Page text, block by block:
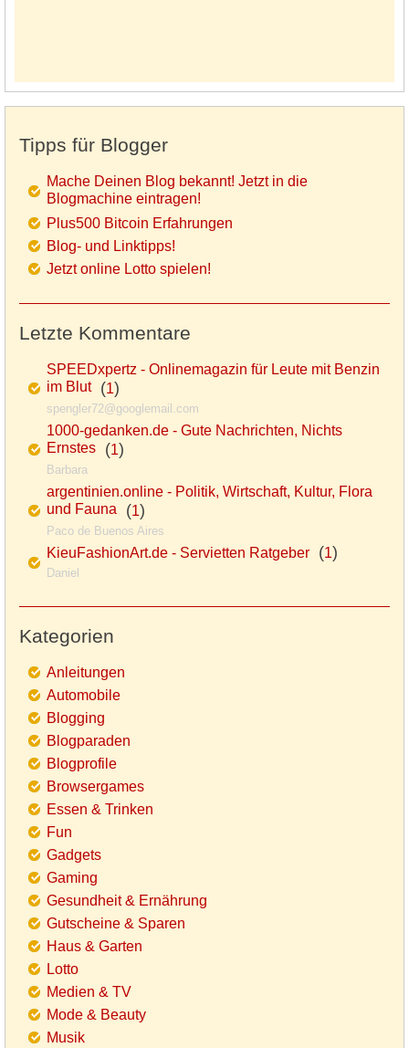
Tipps für Blogger
Mache Deinen Blog bekannt! Jetzt in die
Blogmachine eintragen!
Plus500 Bitcoin Erfahrungen
Blog- und Linktipps!
Jetzt online Lotto spielen!
Letzte Kommentare
SPEEDxpertz - Onlinemagazin für Leute mit Benzin
im Blut(1)
spengler72@googlemail.com
1000-gedanken.de - Gute Nachrichten, Nichts
Ernstes (1)
Barbara
argentinien.online - Politik, Wirtschaft, Kultur, Flora
und Fauna (1)
Paco de Buenos Aires
KieuFashionArt.de - Servietten Ratgeber (1)
Daniel
Kategorien
Anleitungen
Automobile
Blogging
Blogparaden
Blogprofile
Browsergames
Essen & Trinken
Fun
Gadgets
Gaming
Gesundheit & Ernährung
Gutscheine & Sparen
Haus & Garten
Lotto
Medien & TV
Mode & Beauty
Musik